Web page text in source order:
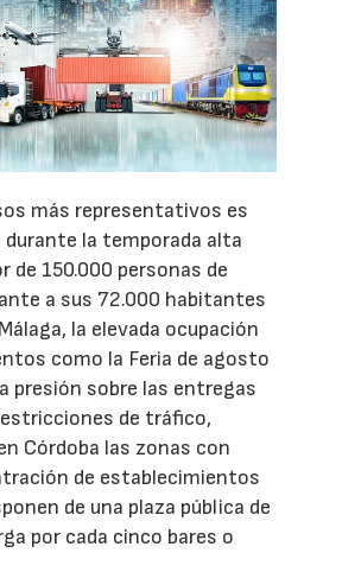
más representativos es
durante la temporada alta
de 150.000 personas de
a sus 72.000 habitantes
la elevada ocupación
como la Feria de agosto
presión sobre las entregas
de tráfico,
Córdoba las zonas con
de establecimientos
de una plaza pública de
por cada cinco bares o